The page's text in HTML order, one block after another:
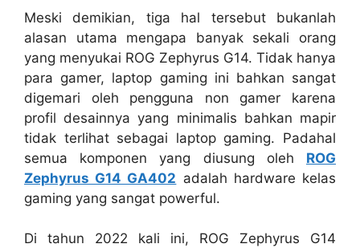
Meski demikian, tiga hal tersebut bukanlah
alasan utama mengapa banyak sekali orang
yang menyukai ROG Zephyrus G14. Tidak hanya
para gamer, laptop gaming ini bahkan sangat
digemari oleh pengguna non gamer karena
profil desainnya yang minimalis bahkan mapir
tidak terlihat sebagai laptop gaming. Padahal
semua komponen yang diusung oleh ROG
Zephyrus G14 GA402 adalah hardware kelas
gaming yang sangat powerful.
Di tahun 2022 kali ini, ROG Zephyrus G14